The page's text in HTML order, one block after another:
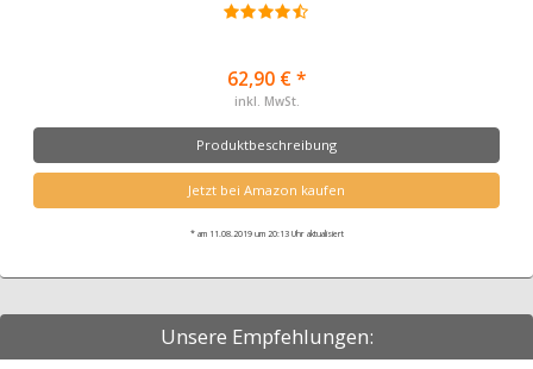
62,90 € *
inkl. MwSt.
Produktbeschreibung
Jetzt bei Amazon kaufen
* am 11.08.2019 um 20:13 Uhr aktualisiert
Unsere Empfehlungen: